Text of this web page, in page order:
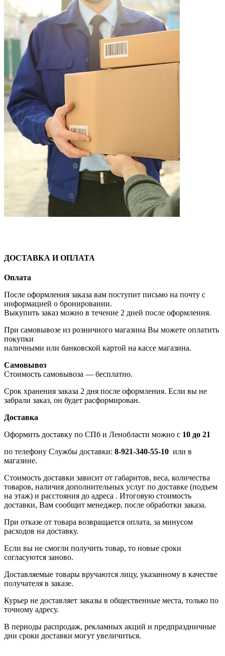
ДОСТАВКА И ОПЛАТА
Оплата
После оформления заказа вам поступит письмо на почту с
информацией о бронировании.
Выкупить заказ можно в течение 2 дней после оформления.
При самовывозе из розничного магазина Вы можете оплатить
покупки
наличными или банковской картой на кассе магазина.
Самовывоз
Стоимость самовывоза — бесплатно.
Срок хранения заказа 2 дня после оформления. Если вы не
забрали заказ, он будет расформирован.
Доставка
Оформить доставку по СПб и Ленобласти можно с 10 до 21
по телефону Службы доставки: 8-921-340-55-10 или в
магазине.
Стоимость доставки зависит от габаритов, веса, количества
товаров, наличия дополнительных услуг по доставке (подъем
на этаж) и расстояния до адреса . Итоговую стоимость
доставки, Вам сообщит менеджер, после обработки заказа.
При отказе от товара возвращается оплата, за минусом
расходов на доставку.
Если вы не смогли получить товар, то новые сроки
согласуются заново.
Доставляемые товары вручаются лицу, указанному в качестве
получателя в заказе.
Курьер не доставляет заказы в общественные места, только по
точному адресу.
В периоды распродаж, рекламных акций и предпраздничные
дни сроки доставки могут увеличиться.